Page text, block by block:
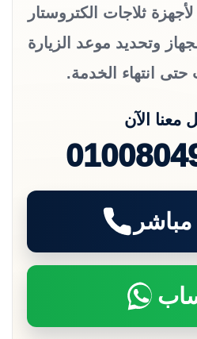
ثلاجات الكتروستار
وتحديد موعد الزيارة
حتى انتهاء الخدمة.
معنا الآن